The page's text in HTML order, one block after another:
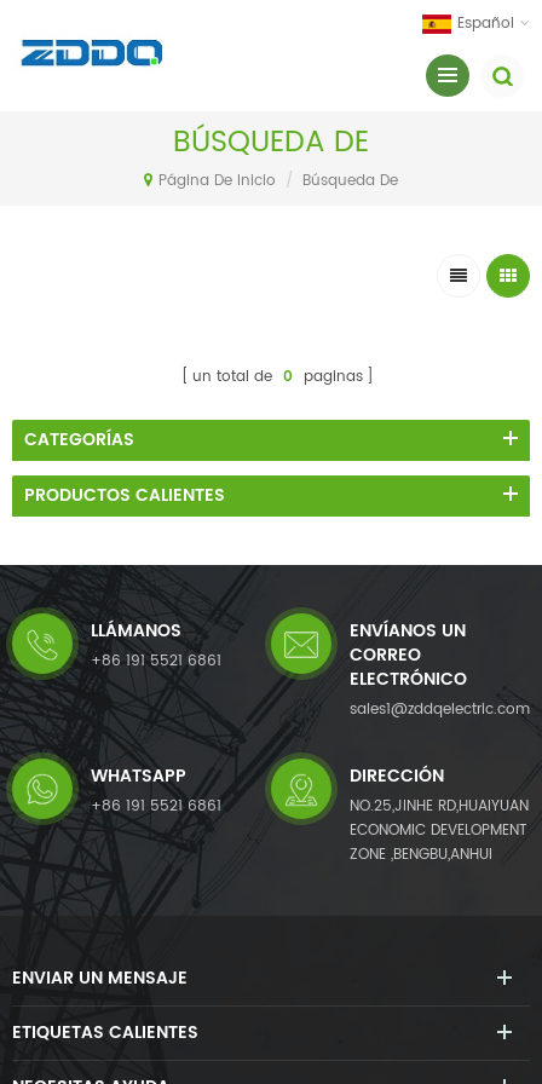
Español
BÚSQUEDA DE
Página De Inicio / Búsqueda De
un total de 0 paginas
CATEGORÍAS
PRODUCTOS CALIENTES
LLÁMANOS
+86 191 5521 6861
ENVÍANOS UN
CORREO
ELECTRÓNICO
sales1@zddqelectric.com
WHATSAPP
+86 191 5521 6861
DIRECCIÓN
NO.25,JINHE RD,HUAIYUAN
ECONOMIC DEVELOPMENT
ZONE ,BENGBU,ANHUI
ENVIAR UN MENSAJE
ETIQUETAS CALIENTES